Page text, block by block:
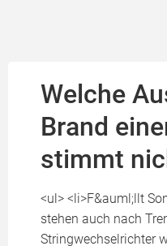
Welche
Brand
stimmt
<ul> <li>F&auml;llt
stehen auch nach
Stringwechselrichter